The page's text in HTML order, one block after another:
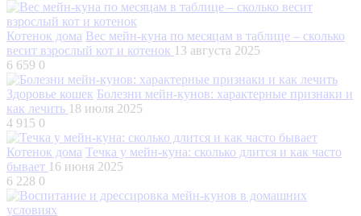
Котенок дома Вес мейн-куна по месяцам в таблице – сколько
весит взрослый кот и котенок 13 августа 2025
6 659 0
Здоровье кошек Болезни мейн-кунов: характерные признаки и
как лечить 18 июля 2025
4 915 0
Котенок дома Течка у мейн-куна: сколько длится и как часто
бывает 16 июня 2025
6 228 0